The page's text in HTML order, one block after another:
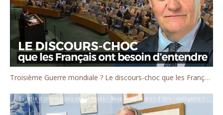
Troisième Guerre mondiale ? Le discours-choc que les Français ont besoin d'entendre